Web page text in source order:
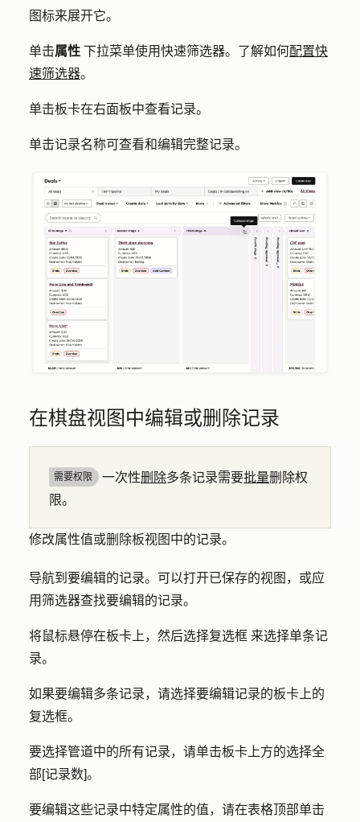
图标来展开它。
单击属性 下拉菜单使用快速筛选器。了解如何配置快
速筛选器。
单击板卡在右面板中查看记录。
单击记录名称可查看和编辑完整记录。
在棋盘视图中编辑或删除记录
需要权限 一次性删除多条记录需要批量删除权
限。
修改属性值或删除板视图中的记录。
导航到要编辑的记录。可以打开已保存的视图，或应
用筛选器查找要编辑的记录。
将鼠标悬停在板卡上，然后选择复选框 来选择单条记
录。
如果要编辑多条记录，请选择要编辑记录的板卡上的
复选框。
要选择管道中的所有记录，请单击板卡上方的选择全
部[记录数]。
要编辑这些记录中特定属性的值，请在表格顶部单击